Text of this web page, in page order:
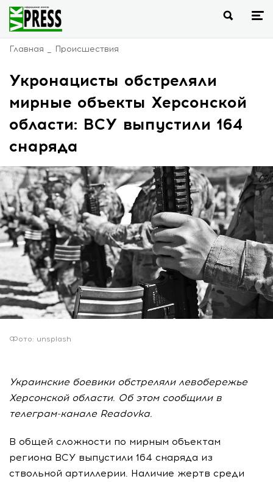
Главная Происшествия
Укронацисты обстреляли
мирные объекты Херсонской
области: ВСУ выпустили 164
снаряда
Фото: unsplash
Украинские боевики обстреляли левобережье
Херсонской области. Об этом сообщили в
телеграм-канале Readovka.
В общей сложности по мирным объектам
региона ВСУ выпустили 164 снаряда из
ствольной артиллерии. Наличие жертв среди